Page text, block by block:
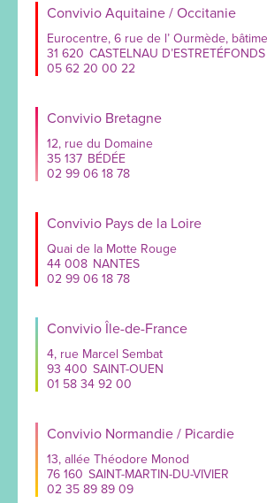
Convivio Aquitaine / Occitanie
Eurocentre, 6 rue de l’ Ourmède,
31 620 CASTELNAU D’ESTRETÉFONDS
05 62 20 00 22
Convivio Bretagne
12, rue du Domaine
35 137 BÉDÉE
02 99 06 18 78
Convivio Pays de la Loire
Quai de la Motte Rouge
44 008 NANTES
02 99 06 18 78
Convivio Île-de-France
4, rue Marcel Sembat
93 400 SAINT-OUEN
01 58 34 92 00
Convivio Normandie / Picardie
13, allée Théodore Monod
76 160 SAINT-MARTIN-DU-VIVIER
02 35 89 89 09